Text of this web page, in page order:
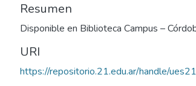
Resumen
Disponible en Biblioteca Campus –
URI
https://repositorio.21.edu.ar/handle/